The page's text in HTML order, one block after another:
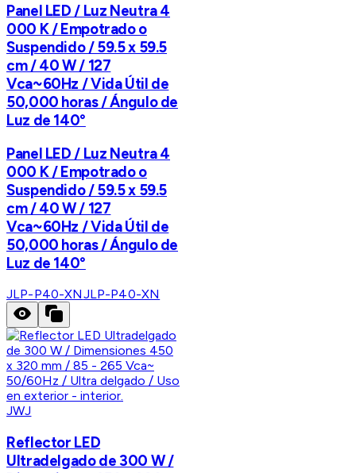
Panel LED / Luz Neutra 4
000 K / Empotrado o
Suspendido / 59.5 x 59.5
cm / 40 W / 127
Vca~60Hz / Vida Útil de
50,000 horas / Ángulo de
Luz de 140°
Panel LED / Luz Neutra 4
000 K / Empotrado o
Suspendido / 59.5 x 59.5
cm / 40 W / 127
Vca~60Hz / Vida Útil de
50,000 horas / Ángulo de
Luz de 140°
JLP-P40-XNJLP-P40-XN
JWJ
Reflector LED
Ultradelgado de 300 W /